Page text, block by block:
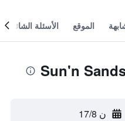
الموقع الأسئلة الشائعة
ن 17/8